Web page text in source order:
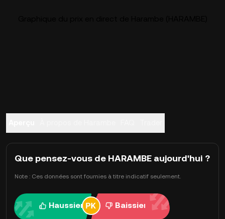
Que pensez-vous de HARAMBE aujourd'hui ?
Note : Ces données sont fournies à titre indicatif seulement.
Haussier Baissier